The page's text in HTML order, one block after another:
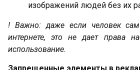
изображений людей без их
! Важно: даже если человек
интернете, это не дает права
использование.